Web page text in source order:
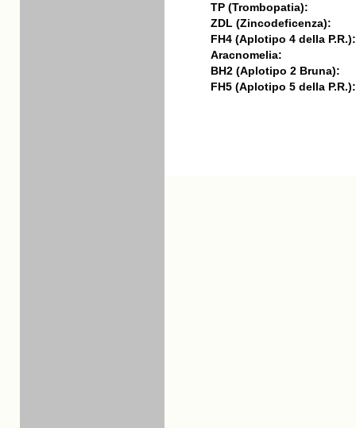
TP (Trombopatia):
ZDL (Zincodeficenza):
FH4 (Aplotipo 4 della P.R.):
Aracnomelia:
BH2 (Aplotipo 2 Bruna):
FH5 (Aplotipo 5 della P.R.):